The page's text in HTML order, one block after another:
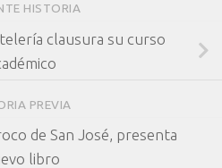
HISTORIA
clausura su curso
PREVIA
de San José, presenta
libro